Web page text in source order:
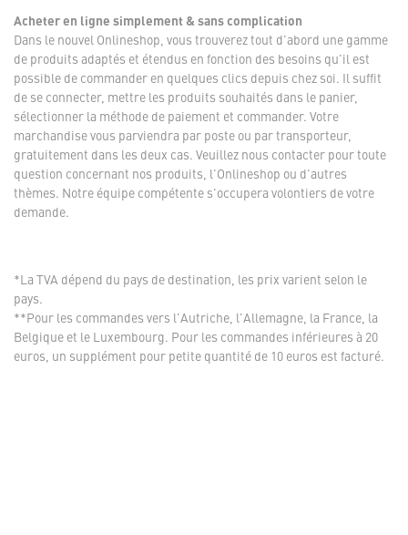
Acheter en ligne simplement & sans complication
Dans le nouvel Onlineshop, vous trouverez tout d'abord une gamme
de produits adaptés et étendus en fonction des besoins qu'il est
possible de commander en quelques clics depuis chez soi. Il suffit
de se connecter, mettre les produits souhaités dans le panier,
sélectionner la méthode de paiement et commander. Votre
marchandise vous parviendra par poste ou par transporteur,
gratuitement dans les deux cas. Veuillez nous contacter pour toute
question concernant nos produits, l'Onlineshop ou d'autres
thèmes. Notre équipe compétente s'occupera volontiers de votre
demande.
*La TVA dépend du pays de destination, les prix varient selon le
pays.
**Pour les commandes vers l'Autriche, l'Allemagne, la France, la
Belgique et le Luxembourg. Pour les commandes inférieures à 20
euros, un supplément pour petite quantité de 10 euros est facturé.